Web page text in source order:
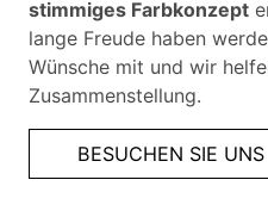
stimmiges Farbkonzept
lange Freude haben
Wünsche mit und wir
Zusammenstellung.
BESUCHEN SIE UNS